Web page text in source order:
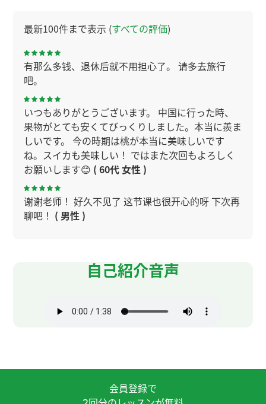
最新100件まで表示 (すべての評価)
有那么多钱、退休后就不用担心了。 请多去旅行
吧。
いつもありがとうございます。 中国に行った時、
果物がとても安くてびっくりしました。本当に羨ま
しいです。 今の時期は桃が本当に美味しいです
ね。スイカも美味しい！ ではまた次回もよろしく
お願いします😊 ( 60代 女性 )
谢谢老师！ 好久不见了 这节课也很开心的呀 下次再
聊吧！ ( 男性 )
容易了。能平安结束真是太好了。
正气水、好好休息一下吧。
每次谢谢您。我也想用AI赚钱，但是如果目的只是赚
钱的话，我不会开心。所以我想为了自己想做的事
情，考虑怎么用AI来帮助自己。下次见！
自己紹介音声
会員登録で